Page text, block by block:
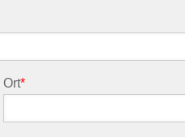
Ort*